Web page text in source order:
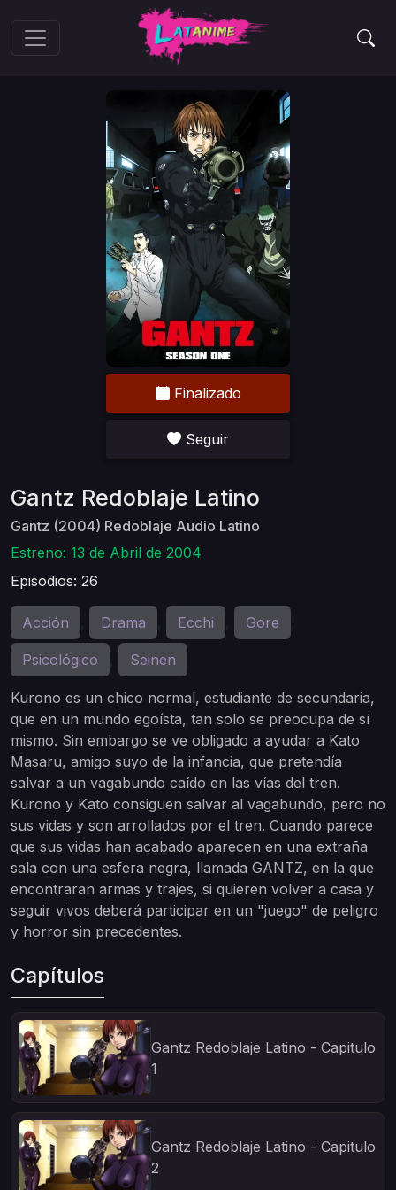
Finalizado
Seguir
Gantz Redoblaje Latino
Gantz (2004) Redoblaje Audio Latino
Estreno: 13 de Abril de 2004
Episodios: 26
Acción Drama Ecchi Gore
Psicológico Seinen
Kurono es un chico normal, estudiante de secundaria,
que en un mundo egoísta, tan solo se preocupa de sí
mismo. Sin embargo se ve obligado a ayudar a Kato
Masaru, amigo suyo de la infancia, que pretendía
salvar a un vagabundo caído en las vías del tren.
Kurono y Kato consiguen salvar al vagabundo, pero no
sus vidas y son arrollados por el tren. Cuando parece
que sus vidas han acabado aparecen en una extraña
sala con una esfera negra, llamada GANTZ, en la que
encontraran armas y trajes, si quieren volver a casa y
seguir vivos deberá participar en un "juego" de peligro
y horror sin precedentes.
Capítulos
Gantz Redoblaje Latino - Capitulo
1
Gantz Redoblaje Latino - Capitulo
2